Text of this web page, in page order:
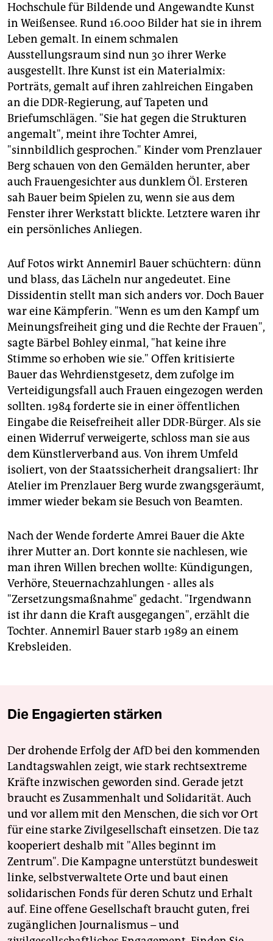
Hochschule für Bildende und Angewandte Kunst
in Weißensee. Rund 16.000 Bilder hat sie in ihrem
Leben gemalt. In einem schmalen
Ausstellungsraum sind nun 30 ihrer Werke
ausgestellt. Ihre Kunst ist ein Materialmix:
Porträts, gemalt auf ihren zahlreichen Eingaben
an die DDR-Regierung, auf Tapeten und
Briefumschlägen. "Sie hat gegen die Strukturen
angemalt", meint ihre Tochter Amrei,
"sinnbildlich gesprochen." Kinder vom Prenzlauer
Berg schauen von den Gemälden herunter, aber
auch Frauengesichter aus dunklem Öl. Ersteren
sah Bauer beim Spielen zu, wenn sie aus dem
Fenster ihrer Werkstatt blickte. Letztere waren ihr
ein persönliches Anliegen.
Auf Fotos wirkt Annemirl Bauer schüchtern: dünn
und blass, das Lächeln nur angedeutet. Eine
Dissidentin stellt man sich anders vor. Doch Bauer
war eine Kämpferin. "Wenn es um den Kampf um
Meinungsfreiheit ging und die Rechte der Frauen",
sagte Bärbel Bohley einmal, "hat keine ihre
Stimme so erhoben wie sie." Offen kritisierte
Bauer das Wehrdienstgesetz, dem zufolge im
Verteidigungsfall auch Frauen eingezogen werden
sollten. 1984 forderte sie in einer öffentlichen
Eingabe die Reisefreiheit aller DDR-Bürger. Als sie
einen Widerruf verweigerte, schloss man sie aus
dem Künstlerverband aus. Von ihrem Umfeld
isoliert, von der Staatssicherheit drangsaliert: Ihr
Atelier im Prenzlauer Berg wurde zwangsgeräumt,
immer wieder bekam sie Besuch von Beamten.
Nach der Wende forderte Amrei Bauer die Akte
ihrer Mutter an. Dort konnte sie nachlesen, wie
man ihren Willen brechen wollte: Kündigungen,
Verhöre, Steuernachzahlungen - alles als
"Zersetzungsmaßnahme" gedacht. "Irgendwann
ist ihr dann die Kraft ausgegangen", erzählt die
Tochter. Annemirl Bauer starb 1989 an einem
Krebsleiden.
Die Engagierten stärken
Der drohende Erfolg der AfD bei den kommenden
Landtagswahlen zeigt, wie stark rechtsextreme
Kräfte inzwischen geworden sind. Gerade jetzt
braucht es Zusammenhalt und Solidarität. Auch
und vor allem mit den Menschen, die sich vor Ort
für eine starke Zivilgesellschaft einsetzen. Die taz
kooperiert deshalb mit "Alles beginnt im
Zentrum". Die Kampagne unterstützt bundesweit
linke, selbstverwaltete Orte und baut einen
solidarischen Fonds für deren Schutz und Erhalt
auf. Eine offene Gesellschaft braucht guten, frei
zugänglichen Journalismus – und